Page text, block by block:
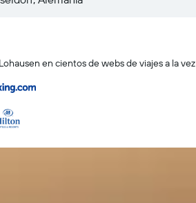
Lohausen en cientos de webs de viajes a la vez